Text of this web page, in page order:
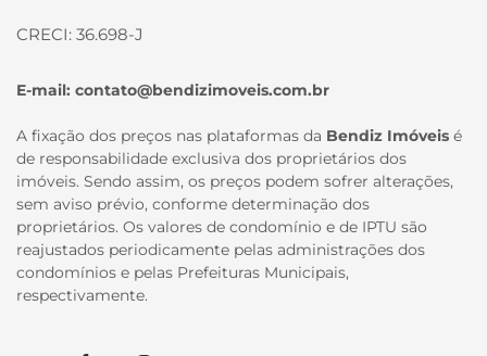
CRECI: 36.698-J
E-mail: contato@bendizimoveis.com.br
A fixação dos preços nas plataformas da Bendiz Imóveis é
de responsabilidade exclusiva dos proprietários dos
imóveis. Sendo assim, os preços podem sofrer alterações,
sem aviso prévio, conforme determinação dos
proprietários. Os valores de condomínio e de IPTU são
reajustados periodicamente pelas administrações dos
condomínios e pelas Prefeituras Municipais,
respectivamente.